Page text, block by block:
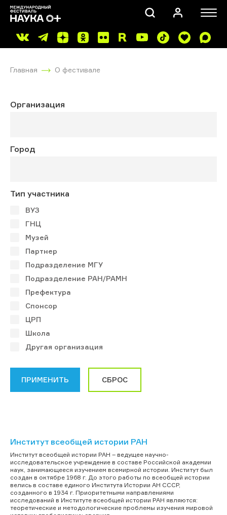
Главная О фестивале
Организация
Город
Тип участника
ВУЗ
ГНЦ
Музей
Партнер
Подразделение МГУ
Подразделение РАН/РАМН
Префектура
Спонсор
ЦРП
Школа
Другая организация
Институт всеобщей истории РАН
Институт всеобщей истории РАН – ведущее научно-
исследовательское учреждение в составе Российской академии
наук, занимающееся изучением всемирной истории. Институт был
создан в октябре 1968 г. До этого работы по всеобщей истории
велись в составе единого Института Истории АН СССР,
созданного в 1934 г. Приоритетными направлениями
исследований в Институте всеобщей истории РАН являются:
теоретические и методологические проблемы изучения мировой